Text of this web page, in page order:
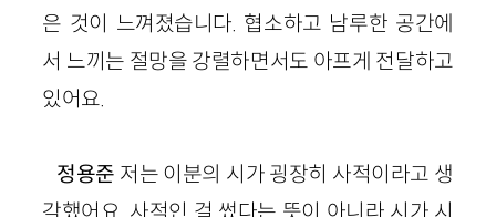
은 것이 느껴졌습니다. 협소하고 남루한 공간에
서 느끼는 절망을 강렬하면서도 아프게 전달하고
있어요.
정용준 저는 이분의 시가 굉장히 사적이라고 생
각했어요. 사적인 걸 썼다는 뜻이 아니라 시가 시